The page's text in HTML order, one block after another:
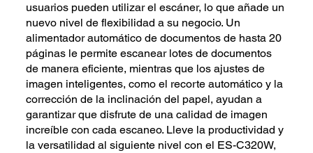
usuarios pueden utilizar el escáner, lo que añade un
nuevo nivel de flexibilidad a su negocio. Un
alimentador automático de documentos de hasta 20
páginas le permite escanear lotes de documentos
de manera eficiente, mientras que los ajustes de
imagen inteligentes, como el recorte automático y la
corrección de la inclinación del papel, ayudan a
garantizar que disfrute de una calidad de imagen
increíble con cada escaneo. Lleve la productividad y
la versatilidad al siguiente nivel con el ES-C320W,